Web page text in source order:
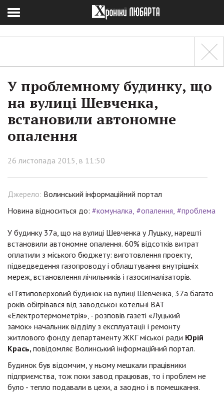
У проблемному будинку, що
на вулиці Шевченка,
встановили автономне
опалення
26 листопада 2015, в 11:50
Джерело: Волинський інформаційний портал
Новина відноситься до: #комуналка #опалення #проблема
У будинку 37а, що на вулиці Шевченка у Луцьку, нарешті
встановили автономне опалення. 60% відсотків витрат
оплатили з міського бюджету: виготовлення проекту,
підведведення газопроводу і облаштування внутрішніх
мереж, встановлення лічильників і газосигналізаторів.
«П’ятиповерховий будинок на вулиці Шевченка, 37а багато
років обігрівався від заводської котельні ВАТ
«Електротермометрія», - розповів газеті «Луцький
замок» начальник відділу з експлуатації і ремонту
житлового фонду департаменту ЖКГ міської ради Юрій
Крась, повідомляє Волинський інформаційний портал.
Будинок був відомчим, у ньому мешкали працівники
підприємства, тож поки завод працював, то і проблем не
було - тепло подавали в цехи, а заодно і в помешкання.